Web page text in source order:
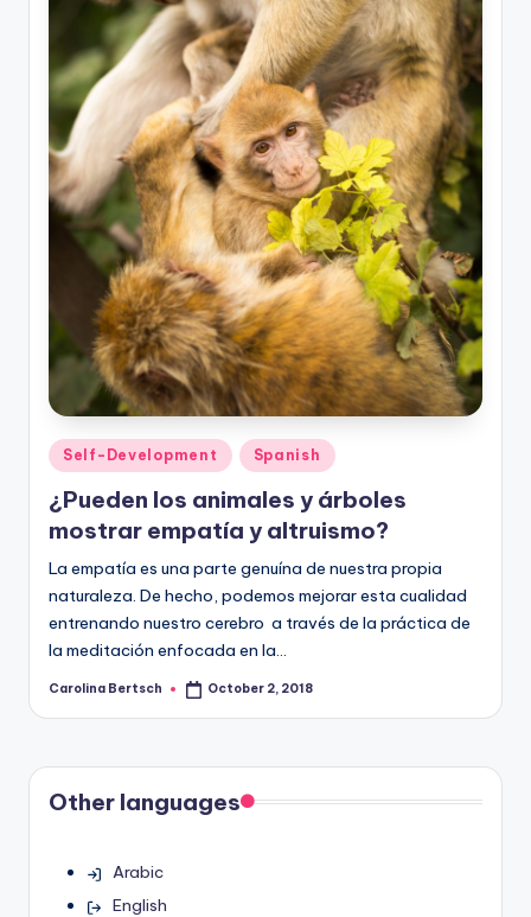
Posted
in
Self-Development Spanish
¿Pueden los animales y árboles
mostrar empatía y altruismo?
La empatía es una parte genuína de nuestra propia
naturaleza. De hecho, podemos mejorar esta cualidad
entrenando nuestro cerebro a través de la práctica de
la meditación enfocada en la…
Posted
Carolina Bertsch October 2, 2018
Other languages
Arabic
English